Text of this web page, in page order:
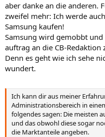
aber danke an die anderen.
zweifel mehr: Ich werde
Samsung kaufen!
Samsung wird gemobbt
auftrag an die CB-Redaktion
Denn es geht wie ich sehe
wundert.
Ich kann dir aus meiner
Administrationsbereich in
folgendes sagen: Die meisten
und das obwohl diese sogar
die Marktanteile angeben.